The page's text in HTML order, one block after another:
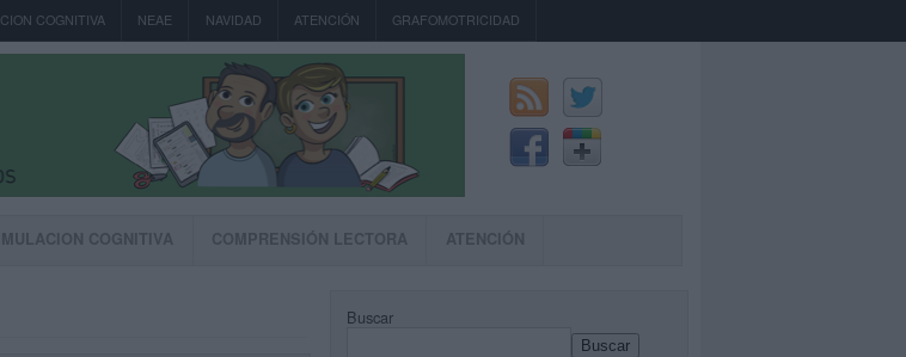
COGNITIVA NEAE NAVIDAD ATENCIÓN GRAFOMOTRICIDAD
COGNITIVA COMPRENSIÓN LECTORA ATENCIÓN
Buscar
Buscar